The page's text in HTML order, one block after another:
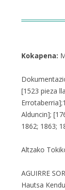
Kokapena:
[1523 pieza
Alduncin];
1862; 1863;
Altzako
AGUIRRE
Hautsa